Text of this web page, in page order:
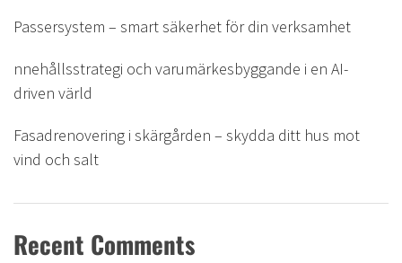
Passersystem – smart säkerhet för din verksamhet
nnehållsstrategi och varumärkesbyggande i en AI-
driven värld
Fasadrenovering i skärgården – skydda ditt hus mot
vind och salt
Recent Comments